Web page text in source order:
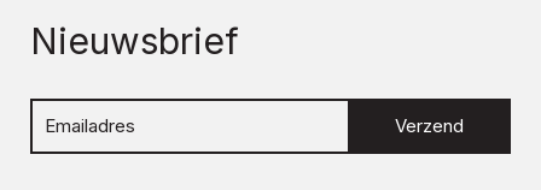
Nieuwsbrief
Verzend